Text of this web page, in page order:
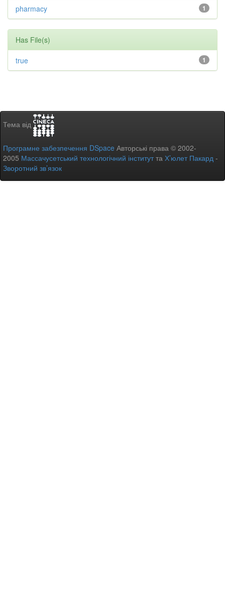
1
pharmacy
Has File(s)
1
true
Тема від
Програмне забезпечення DSpace Авторські права © 2002-
2005 Массачусетський технологічний інститутта Х’юлет Пакард -
Зворотний зв’язок